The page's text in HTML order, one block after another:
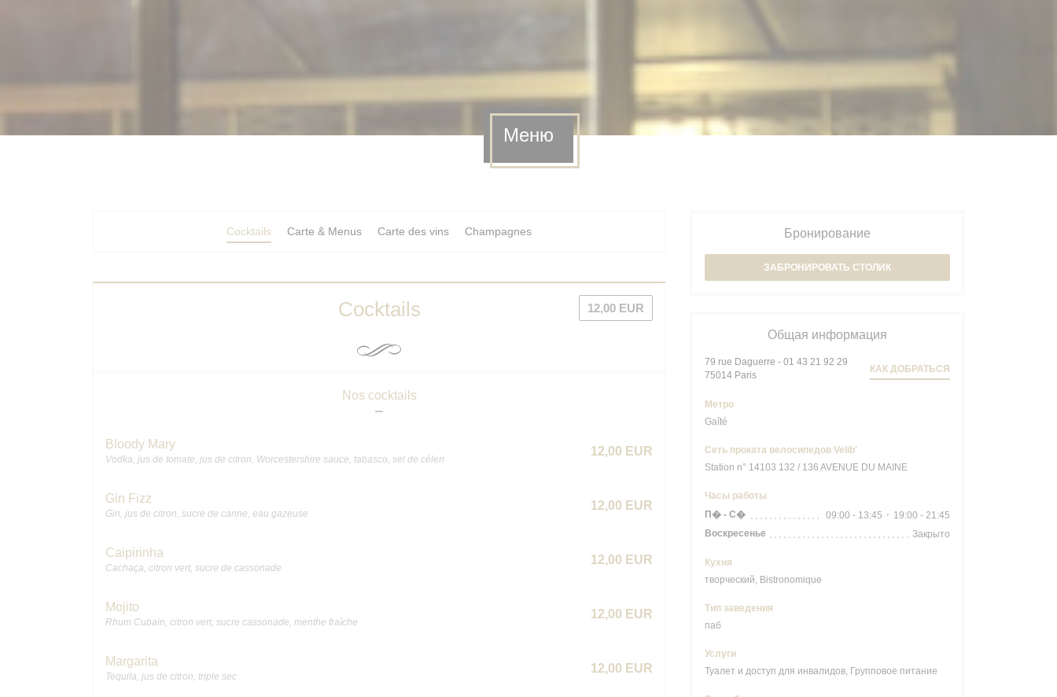
Меню
Cocktails Carte & Menus Carte des vins Champagnes
Cocktails 12,00 EUR
Nos cocktails
Bloody Mary
Vodka, jus de tomate, jus de citron, Worcestershire sauce, tabasco, sel de céleri
12,00 EUR
Gin Fizz
Gin, jus de citron, sucre de canne, eau gazeuse
12,00 EUR
Caipirinha
Cachaça, citron vert, sucre de cassonade
12,00 EUR
Mojito
Rhum Cubain, citron vert, sucre cassonade, menthe fraîche
12,00 EUR
Margarita
Tequila, jus de citron, triple sec
12,00 EUR
Бронирование
ЗАБРОНИРОВАТЬ СТОЛИК
Общая информация
79 rue Daguerre - 01 43 21 92 29
75014 Paris((открывается в новом окне))
КАК ДОБРАТЬСЯ
Метро
Gaîté
Сеть проката велосипедов Velib'
Station n° 14103 132 / 136 AVENUE DU MAINE
Часы работы
П� - С� 09:00 - 13:45 •
19:00 - 21:45
Воскресенье
Закрыто
Кухня
творческий, Bistronomique
Тип заведения
паб
Услуги
Туалет и доступ для инвалидов, Групповое питание